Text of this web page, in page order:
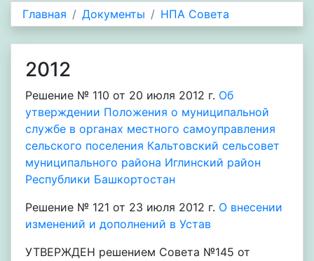
Главная Документы НПА Совета
2012
Решение № 110 от 20 июля 2012 г. Об
утверждении Положения о муниципальной
службе в органах местного самоуправления
сельского поселения Кальтовский сельсовет
муниципального района Иглинский район
Республики Башкортостан
Решение № 121 от 23 июля 2012 г. О внесении
изменений и дополнений в Устав
УТВЕРЖДЕН решением Совета №145 от